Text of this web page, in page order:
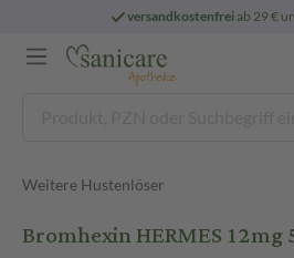
versandkostenfreiab 29 €
Weitere Hustenlöser
Bromhexin HERMES